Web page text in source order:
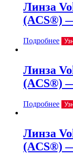
Линза
(ACS®)
Подробнее
Линза
(ACS®)
Подробнее
Линза
(ACS®)